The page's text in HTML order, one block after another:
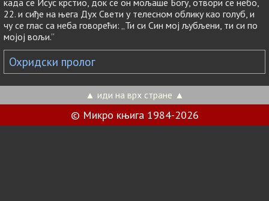
када се Исус крстио, док се он мољаше Богу, отвори се небо,
22. и сиђе на њега Дух Свети у телесном облику као голуб, и
чу се глас са неба говорећи: „Ти си Син мој љубљени, ти си по
мојој вољи.”
Охридски пролог
▲ иди на врх стране ▲
© Микро књига 1984-2026